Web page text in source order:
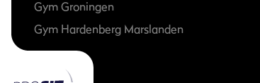
Gym Groningen
Gym Hardenberg Marslanden